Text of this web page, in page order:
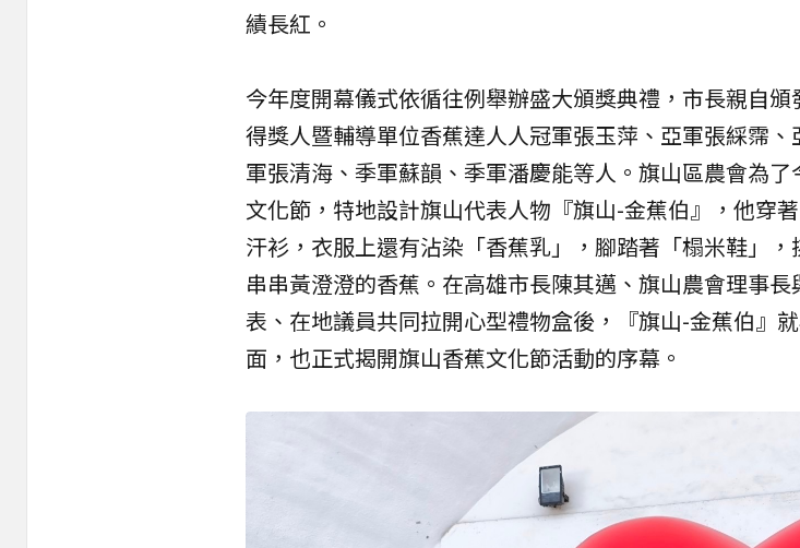
績長紅。
今年度開幕儀式依循往例舉辦盛大頒獎典禮，市長親自頒
得獎人暨輔導單位香蕉達人人冠軍張玉萍、亞軍張綵霈、
軍張清海、季軍蘇韻、季軍潘慶能等人。旗山區農會為了
文化節，特地設計旗山代表人物『旗山-金蕉伯』，他穿
汗衫，衣服上還有沾染「香蕉乳」，腳踏著「榻米鞋」
串串黃澄澄的香蕉。在高雄市長陳其邁、旗山農會理事
表、在地議員共同拉開心型禮物盒後，『旗山-金蕉伯』
面，也正式揭開旗山香蕉文化節活動的序幕。